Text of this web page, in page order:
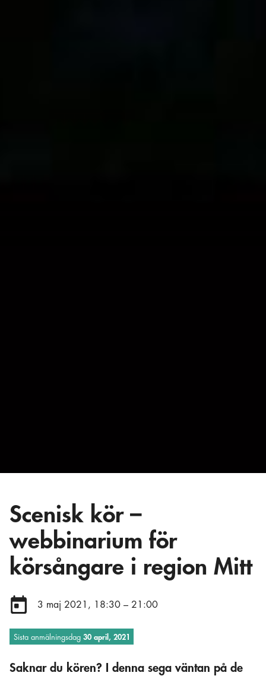
Scenisk kör –
webbinarium för
körsångare i region Mitt
Datum:
3 maj 2021, 18:30 – 21:00
Sista anmälningsdag 30 april, 2021
Saknar du kören? I denna sega väntan på de